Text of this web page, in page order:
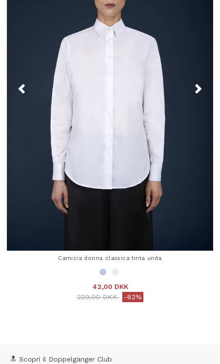
Camicia donna classica tinta unita
42,00 DKK
Price reduced from
229,00 DKKto-82%
🔝 Scopri il Doppelgänger Club